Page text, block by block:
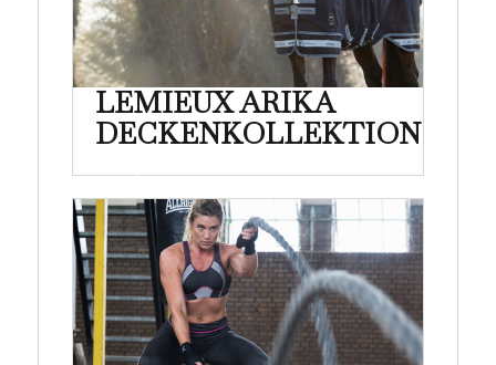
LEMIEUX ARIKA
DECKENKOLLEKTION